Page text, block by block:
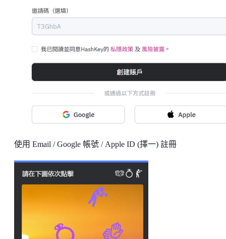
使用 Email / Google 帳號 / Apple ID (擇一) 註冊